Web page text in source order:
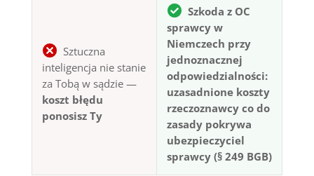
Sztuczna
inteligencja nie stanie
za Tobą w sądzie —
koszt błędu
ponosisz Ty
Szkoda z OC
sprawcy w
Niemczech przy
jednoznacznej
odpowiedzialności:
uzasadnione koszty
rzeczoznawcy co do
zasady pokrywa
ubezpieczyciel
sprawcy (§ 249 BGB)